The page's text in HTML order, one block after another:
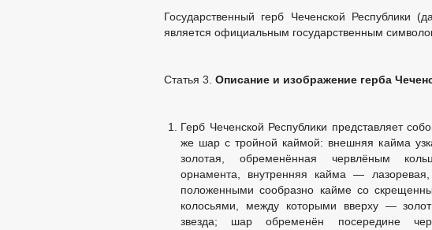
Государственный герб Чеченской Республики
является официальным государственным
Статья 3. Описание и изображение герба
Герб Чеченской Республики представляет
же шар с тройной каймой: внешняя кайма
золотая, обременённая червлёным
орнамента, внутренняя кайма —
положенными сообразно кайме со
колосьями, между которыми вверху —
звезда; шар обременён посередине